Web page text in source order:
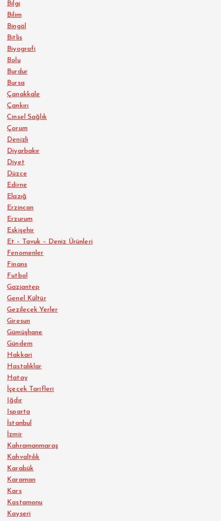
Bilgi
Bilim
Bingöl
Bitlis
Biyografi
Bolu
Burdur
Bursa
Çanakkale
Çankırı
Cinsel Sağlık
Çorum
Denizli
Diyarbakır
Diyet
Düzce
Edirne
Elazığ
Erzincan
Erzurum
Eskişehir
Et – Tavuk – Deniz Ürünleri
Fenomenler
Finans
Futbol
Gaziantep
Genel Kültür
Gezilecek Yerler
Giresun
Gümüşhane
Gündem
Hakkari
Hastalıklar
Hatay
İçecek Tarifleri
Iğdır
Isparta
İstanbul
İzmir
Kahramanmaraş
Kahvaltılık
Karabük
Karaman
Kars
Kastamonu
Kayseri